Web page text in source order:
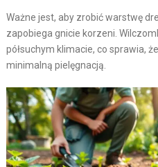
Ważne jest, aby zrobić warstwę
zapobiega gnicie korzeni.
półsuchym klimacie, co sprawia,
minimalną pielęgnacją.